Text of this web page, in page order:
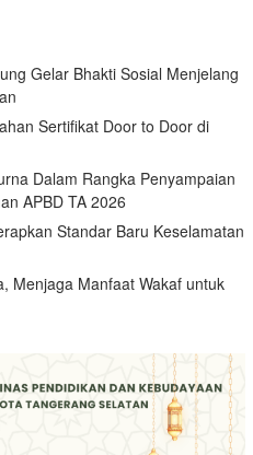
Gelar Bhakti Sosial Menjelang
Sertifikat Door to Door di
Dalam Rangka Penyampaian
APBD TA 2026
Standar Baru Keselamatan
Menjaga Manfaat Wakaf untuk